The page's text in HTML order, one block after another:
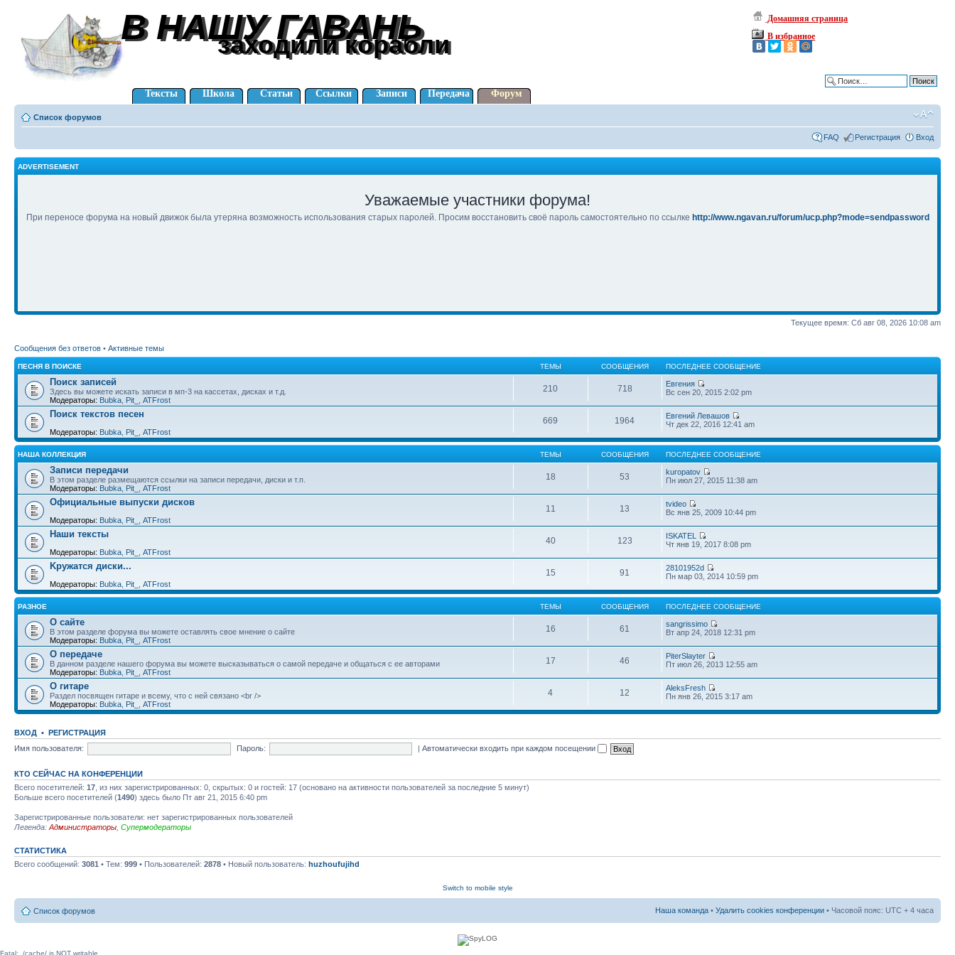
В НАШУ ГАВАНЬ
В НАШУ ГАВАНЬ
заходили корабли
заходили корабли
Домашняя страница
В избранное
Тексты Школа Статьи Ссылки Записи Передача Форум
Список форумов
FAQ Регистрация Вход
ADVERTISEMENT
Уважаемые участники форума!
При переносе форума на новый движок была утеряна возможность использования старых паролей. Просим восстановить своё пароль самостоятельно по ссылке http://www.ngavan.ru/forum/ucp.php?mode=sendpassword
Текущее время: Сб авг 08, 2026 10:08 am
Сообщения без ответов • Активные темы
ПЕСНЯ В ПОИСКЕ ТЕМЫ СООБЩЕНИЯ ПОСЛЕДНЕЕ СООБЩЕНИЕ
Поиск записей
Здесь вы можете искать записи в мп-3 на кассетах, дисках и т.д.
Модераторы: Bubka Pit_ ATFrost
210 718
Евгения
Вс сен 20, 2015 2:02 pm
Поиск текстов песен
Модераторы: Bubka Pit_ ATFrost
669 1964
Евгений Левашов
Чт дек 22, 2016 12:41 am
НАША КОЛЛЕКЦИЯ ТЕМЫ СООБЩЕНИЯ ПОСЛЕДНЕЕ СООБЩЕНИЕ
Записи передачи
В этом разделе размещаются ссылки на записи передачи, диски и т.п.
Модераторы: Bubka Pit_ ATFrost
18 53
kuropatov
Пн июл 27, 2015 11:38 am
Официальные выпуски дисков
Модераторы: Bubka Pit_ ATFrost
11 13
tvideo
Вс янв 25, 2009 10:44 pm
Наши тексты
Модераторы: Bubka Pit_ ATFrost
40 123
ISKATEL
Чт янв 19, 2017 8:08 pm
Kружатся диски...
Модераторы: Bubka Pit_ ATFrost
15 91
28101952d
Пн мар 03, 2014 10:59 pm
РАЗНОЕ ТЕМЫ СООБЩЕНИЯ ПОСЛЕДНЕЕ СООБЩЕНИЕ
О сайте
В этом разделе форума вы можете оставлять свое мнение о сайте
Модераторы: Bubka Pit_ ATFrost
16 61
sangrissimo
Вт апр 24, 2018 12:31 pm
О передаче
В данном разделе нашего форума вы можете высказываться о самой передаче и общаться с ее авторами
Модераторы: Bubka Pit_ ATFrost
17 46
PiterSlayter
Пт июл 26, 2013 12:55 am
О гитаре
Раздел посвящен гитаре и всему, что с ней связано <br />
Модераторы: Bubka Pit_ ATFrost
4 12
AleksFresh
Пн янв 26, 2015 3:17 am
ВХОД • РЕГИСТРАЦИЯ
Имя пользователя:
Пароль: |Автоматически входить при каждом посещении
КТО СЕЙЧАС НА КОНФЕРЕНЦИИ
Всего посетителей: 17 , из них зарегистрированных: 0, скрытых: 0 и гостей: 17 (основано на активности пользователей за последние 5 минут)
Больше всего посетителей (1490) здесь было Пт авг 21, 2015 6:40 pm
Зарегистрированные пользователи: нет зарегистрированных пользователей
Легенда: Администраторы Супермодераторы
СТАТИСТИКА
Всего сообщений: 3081 • Тем: 999 • Пользователей: 2878 • Новый пользователь: huzhoufujihd
Switch to mobile style
Список форумов Наша команда • Удалить cookies конференции • Часовой пояс: UTC + 4 часа
Fatal: ./cache/ is NOT writable.